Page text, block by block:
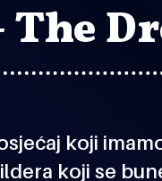
koji
koji se